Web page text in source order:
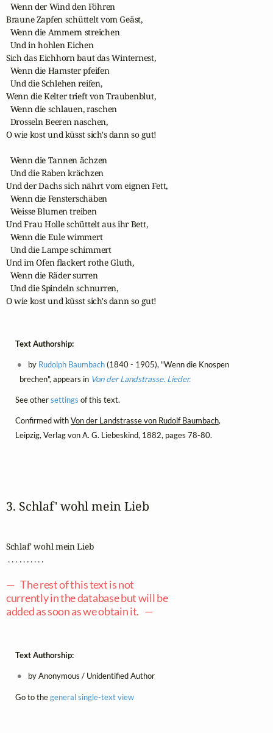
  Wenn der Wind den Föhren
Braune Zapfen schüttelt vom Geäst,
  Wenn die Ammern streichen
  Und in hohlen Eichen
Sich das Eichhorn baut das Winternest,
  Wenn die Hamster pfeifen
  Und die Schlehen reifen,
Wenn die Kelter trieft von Traubenblut,
  Wenn die schlauen, raschen
  Drosseln Beeren naschen,
O wie kost und küsst sich's dann so gut!
  Wenn die Tannen ächzen
  Und die Raben krächzen
Und der Dachs sich nährt vom eignen Fett,
  Wenn die Fensterschäben
  Weisse Blumen treiben
Und Frau Holle schüttelt aus ihr Bett,
  Wenn die Eule wimmert
  Und die Lampe schimmert
Und im Ofen flackert rothe Gluth,
  Wenn die Räder surren
  Und die Spindeln schnurren,
O wie kost und küsst sich's dann so gut!
Text Authorship:
by Rudolph Baumbach(1840 - 1905), "Wenn die Knospen
brechen", appears in Von der Landstrasse. Lieder.
See othersettings of this text.
Confirmed withVon der Landstrasse von Rudolf Baumbach,
Leipzig, Verlag von A. G. Liebeskind, 1882, pages 78-80.
3. Schlaf' wohl mein Lieb
Schlaf' wohl mein Lieb
. . . . . . . . . .
— The rest of this text is not
currently in the database but will be
added as soon as we obtain it. —
Text Authorship:
by Anonymous / Unidentified Author
Go to thegeneral single-text view